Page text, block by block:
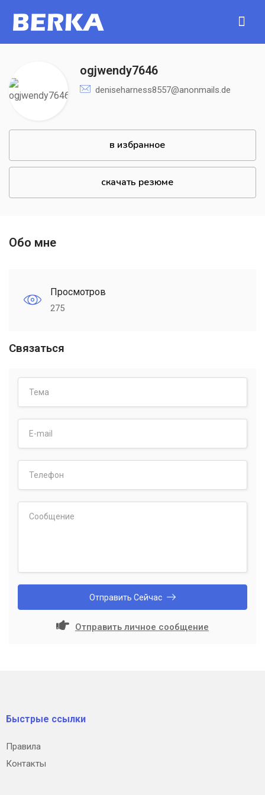
ogjwendy7646
deniseharness8557@anonmails.de
в избранное
скачать резюме
Обо мне
Просмотров
275
Связаться
Отправить Сейчас
Отправить личное сообщение
Быстрые ссылки
Правила
Контакты